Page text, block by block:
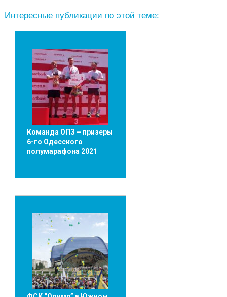
Интересные публикации по этой теме:
Команда ОПЗ – призеры
6-го Одесского
полумарафона 2021